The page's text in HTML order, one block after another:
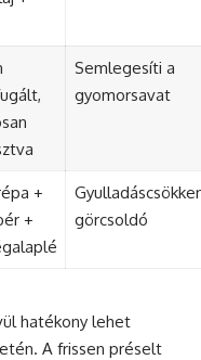
Semlegesíti a
gyomorsavat
+
+
görcsoldó
hatékony lehet
A frissen préselt